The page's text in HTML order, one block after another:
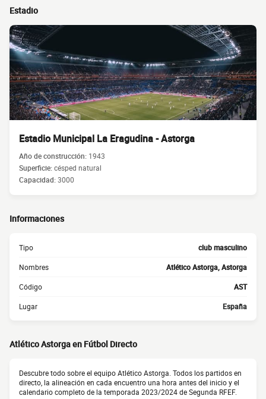
Estadio
Estadio Municipal La Eragudina - Astorga
Año de construcción: 1943
Superficie:césped natural
Capacidad:3000
Informaciones
Tipo club masculino
Nombres Atlético Astorga, Astorga
Código AST
Lugar España
Atlético Astorga en Fútbol Directo
Descubre todo sobre el equipo Atlético Astorga. Todos los partidos en
directo, la alineación en cada encuentro una hora antes del inicio y el
calendario completo de la temporada 2023/2024 de Segunda RFEF.